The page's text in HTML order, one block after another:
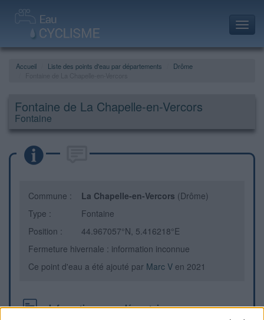
Accueil Liste des points d'eau par départements
Drôme
Fontaine de La Chapelle-en-Vercors
Fontaine
Commune : La Chapelle-en-Vercors (Drôme)
Type :
Fontaine
Position :
44.967057°N, 5.416218°E
Fermeture hivernale : information inconnue
Ce point d'eau a été ajouté par Marc V en 2021
Informations complémentaires